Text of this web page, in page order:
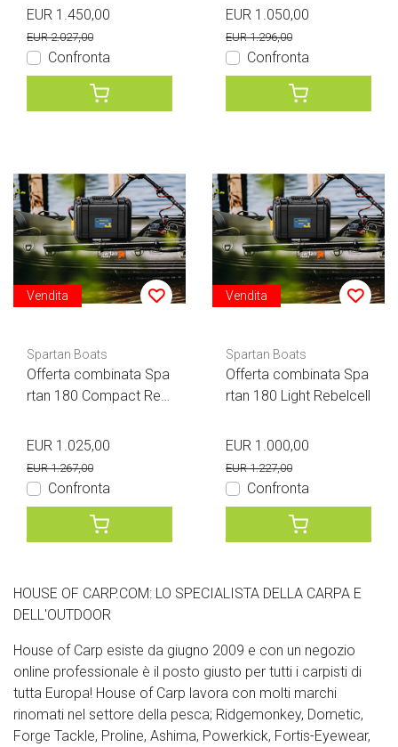
EUR 1.450,00
EUR 2.027,00
Confronta
EUR 1.050,00
EUR 1.296,00
Confronta
Vendita
Spartan Boats
Offerta combinata Spa
rtan 180 Compact Reb
EUR 1.025,00
EUR 1.267,00
Confronta
Vendita
Spartan Boats
Offerta combinata Spa
rtan 180 Light Rebelcell
EUR 1.000,00
EUR 1.227,00
Confronta
HOUSE OF CARP.COM: LO SPECIALISTA DELLA CARPA E
DELL'OUTDOOR
House of Carp esiste da giugno 2009 e con un negozio
online professionale è il posto giusto per tutti i carpisti di
tutta Europa! House of Carp lavora con molti marchi
rinomati nel settore della pesca; Ridgemonkey, Dometic,
Forge Tackle, Proline, Ashima, Powerkick, Fortis-Eyewear,